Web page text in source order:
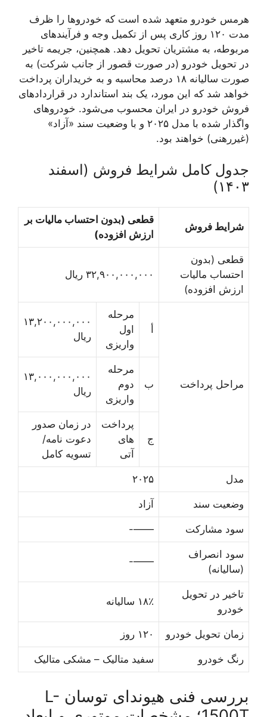
هرمس خودرو متعهد شده است که خودروها را ظرف
مدت ۱۲۰ روز کاری پس از تکمیل وجه و فرآیندهای
مربوطه، به مشتریان تحویل دهد. همچنین، جریمه تاخیر
در تحویل خودرو (در صورت قصور از جانب شرکت) به
صورت سالیانه ۱۸ درصد محاسبه و به خریداران پرداخت
خواهد شد که این مورد، یک بند استاندارد در قراردادهای
فروش خودرو در ایران محسوب می‌شود. خودروهای
واگذار شده با مدل ۲۰۲۵ و با وضعیت سند «آزاد»
(غیررهنی) خواهند بود.
جدول کامل شرایط فروش (اسفند
۱۴۰۳)
شرایط فروش
قطعی (بدون احتساب مالیات بر
ارزش افزوده)
قطعی (بدون
احتساب مالیات
ارزش افزوده)
۳۲,۹۰۰,۰۰۰,۰۰۰ ریال
مراحل پرداخت
أ
مرحله
اول
واریزی
۱۳,۲۰۰,۰۰۰,۰۰۰
ریال
ب
مرحله
دوم
واریزی
۱۳,۰۰۰,۰۰۰,۰۰۰
ریال
ج
پرداخت
های
آتی
در زمان صدور
دعوت نامه/
تسویه کامل
مدل ۲۰۲۵
وضعیت سند آزاد
سود مشارکت ——-
سود انصراف
(سالیانه)
——-
تاخیر در تحویل
خودرو
۱۸٪ سالیانه
زمان تحویل خودرو ۱۲۰ روز
رنگ خودرو سفید متالیک – مشکی متالیک
بررسی فنی هیوندای توسان L-